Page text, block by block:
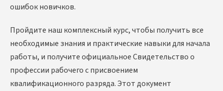
ошибок новичков.
Пройдите наш комплексный курс, чтобы получить все
необходимые знания и практические навыки для начала
работы, и получите официальное Свидетельство о
профессии рабочего с присвоением
квалификационного разряда. Этот документ